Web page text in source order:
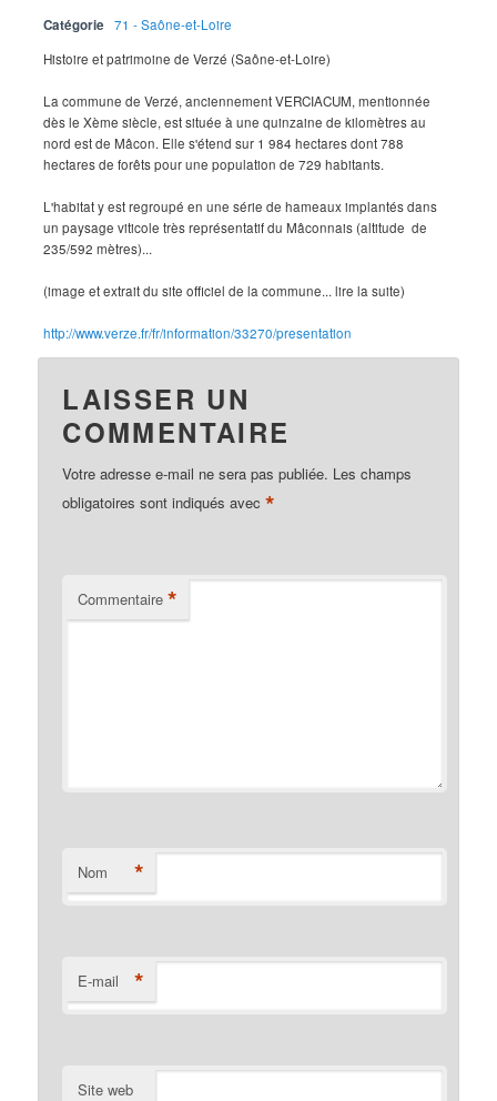
Catégorie
71 - Saône-et-Loire
Histoire et patrimoine de Verzé (Saône-et-Loire)
La commune de Verzé, anciennement VERCIACUM, mentionnée
dès le Xème siècle, est située à une quinzaine de kilomètres au
nord est de Mâcon. Elle s'étend sur 1 984 hectares dont 788
hectares de forêts pour une population de 729 habitants.
L'habitat y est regroupé en une série de hameaux implantés dans
un paysage viticole très représentatif du Mâconnais (altitude de
235/592 mètres)...
(image et extrait du site officiel de la commune... lire la suite)
http://www.verze.fr/fr/information/33270/presentation
LAISSER UN
COMMENTAIRE
Votre adresse e-mail ne sera pas publiée. Les champs
obligatoires sont indiqués avec*
Commentaire *
Nom *
E-mail *
Site web